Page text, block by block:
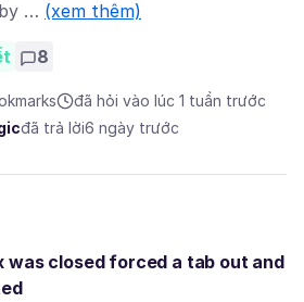
… (xem thêm)
8
đã hỏi vào lúc 1 tuần trước
đã trả lời6 ngày trước
was closed forced a tab out and